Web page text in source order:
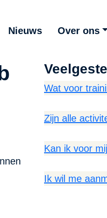
Nieuws Over ons
Wat voor
Zijn alle
Kan ik voor
Ik wil me